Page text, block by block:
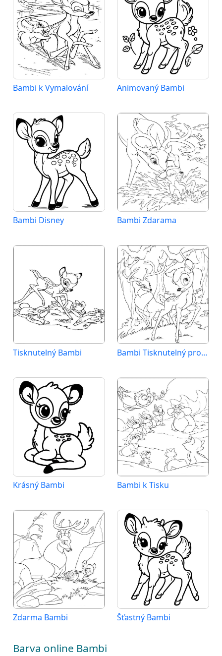
Bambi k Vymalování Animovaný Bambi
Bambi Disney Bambi Zdarama
Tisknutelný Bambi Bambi Tisknutelný pro Děti
Krásný Bambi Bambi k Tisku
Zdarma Bambi Šťastný Bambi
Barva online Bambi